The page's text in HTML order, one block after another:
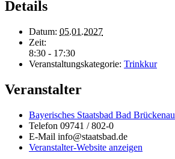
Details
Datum: 05.01.2027
Zeit:
8:30 - 17:30
Veranstaltungskategorie: Trinkkur
Veranstalter
Bayerisches Staatsbad Bad Brückenau
Telefon 09741 / 802-0
E-Mail info@staatsbad.de
Veranstalter-Website anzeigen